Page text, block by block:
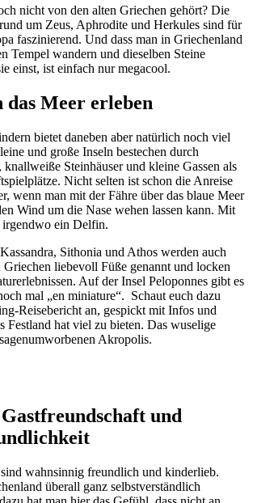
nicht von den alten Griechen gehört? Die
um Zeus, Aphrodite und Herkules sind für
faszinierend. Und dass man in Griechenland
Tempel wandern und dieselben Steine
einst, ist einfach nur megacool.
Meer erleben
bietet daneben aber natürlich noch viel
und große Inseln bestechen durch
knallweiße Steinhäuser und kleine Gassen als
Nicht selten ist schon die Anreise
wenn man mit der Fähre über das blaue Meer
Wind um die Nase wehen lassen kann. Mit
ein Delfin.
Sithonia und Athos werden auch
liebevoll Füße genannt und locken
Auf der Insel Peloponnes gibt es
mal „en miniature“. Schaut euch dazu
Reisebericht an, gespickt mit Infos und
Festland hat viel zu bieten. Das wuselige
Akropolis.
und
wahnsinnig freundlich und kinderlieb.
überall ganz selbstverständlich